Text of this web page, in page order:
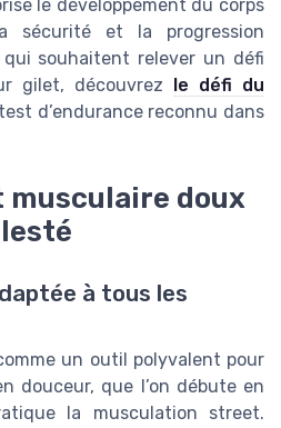
le développement du corps
sécurité et la progression
souhaitent relever un défi
gilet, découvrez le défi du
d’endurance reconnu dans
musculaire doux
à tous les
un outil polyvalent pour
douceur, que l’on débute en
la musculation street.